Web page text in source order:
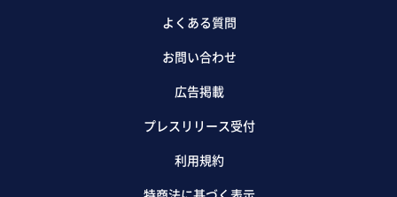
よくある質問
お問い合わせ
広告掲載
プレスリリース受付
利用規約